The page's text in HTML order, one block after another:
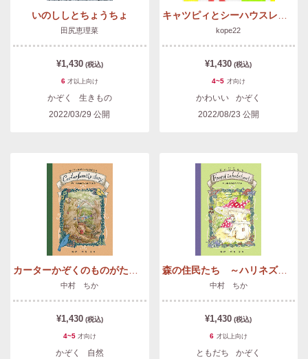
いのししとちょうちょ
田尻恵理菜
¥1,430 (税込)
6 才以上向け
かぞく
生きもの
2022/03/29 公開
kope22
¥1,430 (税込)
4~5 才向け
かわいい
かぞく
2022/08/23 公開
中村 ちか
¥1,430 (税込)
4~5 才向け
かぞく
自然
森の住民たち ～ハリネズミのマイケル～
中村 ちか
¥1,430 (税込)
6 才以上向け
ともだち
かぞく